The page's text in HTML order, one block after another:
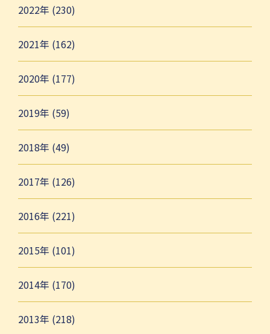
2022年 (230)
2021年 (162)
2020年 (177)
2019年 (59)
2018年 (49)
2017年 (126)
2016年 (221)
2015年 (101)
2014年 (170)
2013年 (218)